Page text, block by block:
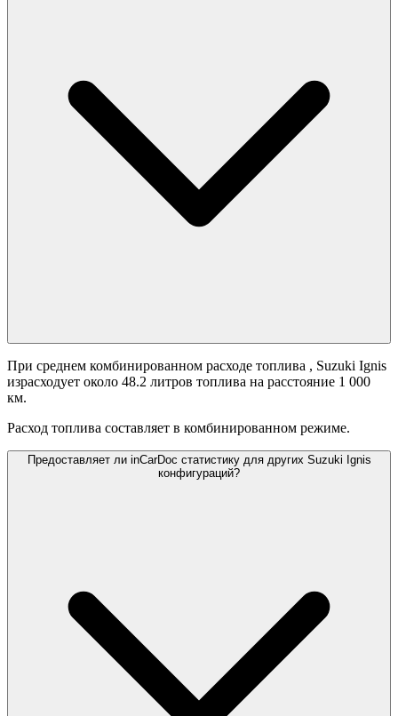
При среднем комбинированном расходе топлива , Suzuki Ignis
израсходует около 48.2 литров топлива на расстояние 1 000
км.
Расход топлива составляет в комбинированном режиме.
Предоставляет ли inCarDoc статистику для других Suzuki Ignis
конфигураций?